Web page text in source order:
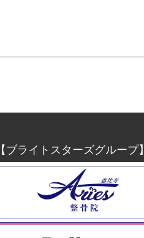
【ブライトスターズグループ】